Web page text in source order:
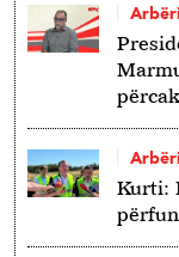
Arbëri
Kurti:
Arbëri